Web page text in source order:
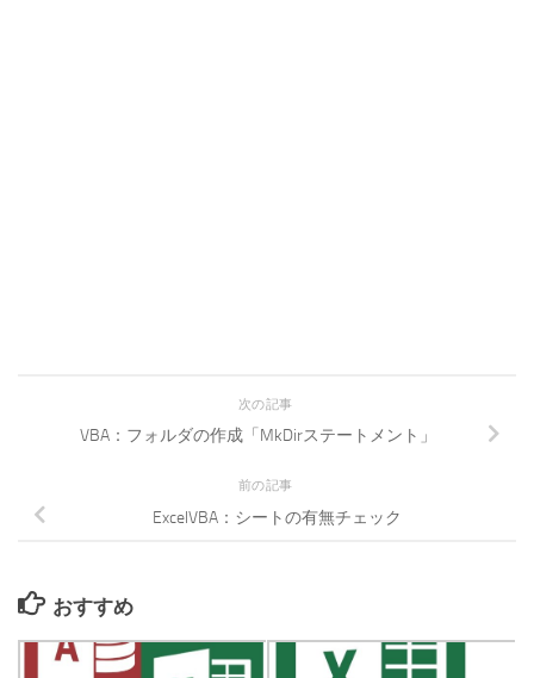
次の記事
VBA：フォルダの作成「MkDirステートメント」
前の記事
ExcelVBA：シートの有無チェック
おすすめ